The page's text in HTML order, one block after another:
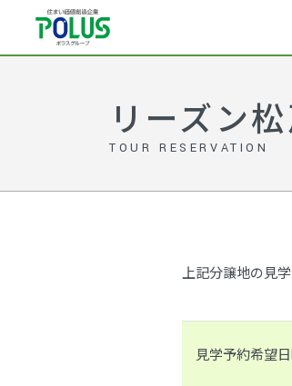
リーズン
TOUR RESERVATION
上記分譲地の見
見学予約希望